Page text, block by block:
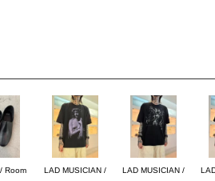
Room
LAD MUSICIAN /
LAD MUSICIAN /